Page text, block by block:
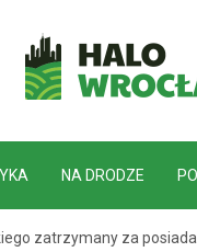
NA DRODZE
zatrzymany za